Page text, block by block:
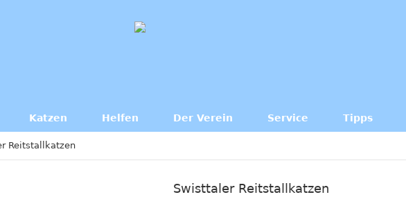
Katzen Helfen Der Verein Service Tipps
Reitstallkatzen
Swisttaler Reitstallkatzen